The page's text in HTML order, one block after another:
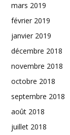
mars 2019
février 2019
janvier 2019
décembre 2018
novembre 2018
octobre 2018
septembre 2018
août 2018
juillet 2018